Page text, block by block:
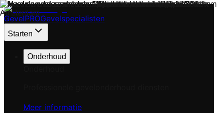
GevelPROGevelspecialisten
Starten
Onderhoud
Meer informatie